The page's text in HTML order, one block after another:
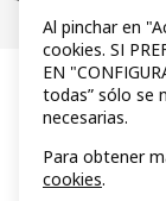
Al pinchar en
cookies. SI
EN
todas” sólo se
necesarias.
Para obtener
cookies.